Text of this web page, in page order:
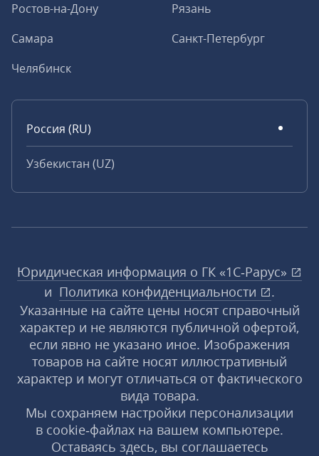
Ростов-на-Дону
Рязань
Самара
Санкт-Петербург
Челябинск
Россия (RU)
Узбекистан (UZ)
Юридическая информация о ГК «1С‑Рарус»
и Политика конфиденциальности
.
Указанные на сайте цены носят справочный
характер и не являются публичной офертой,
если явно не указано иное. Изображения
товаров на сайте носят иллюстративный
характер и могут отличаться от фактического
вида товара.
Мы сохраняем настройки персонализации
в cookie‑файлах на вашем компьютере.
Оставаясь здесь, вы соглашаетесь